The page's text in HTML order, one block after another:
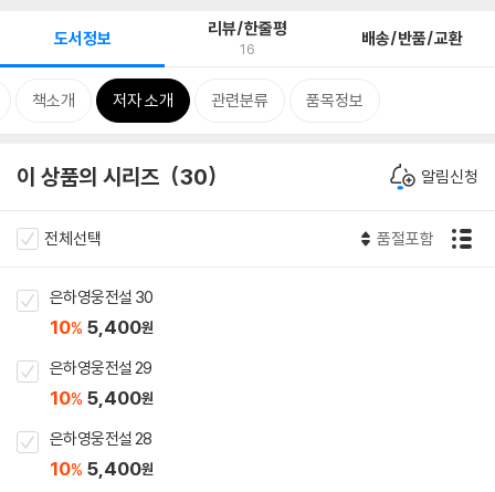
도서정보 리뷰/한줄평
16 배송/반품/교환
책소개 저자 소개 관련분류 품목정보
이 상품의 시리즈 30 알림신청
전체선택 품절포함
은하영웅전설 30
10% 5,400원
은하영웅전설 29
10% 5,400원
은하영웅전설 28
10% 5,400원